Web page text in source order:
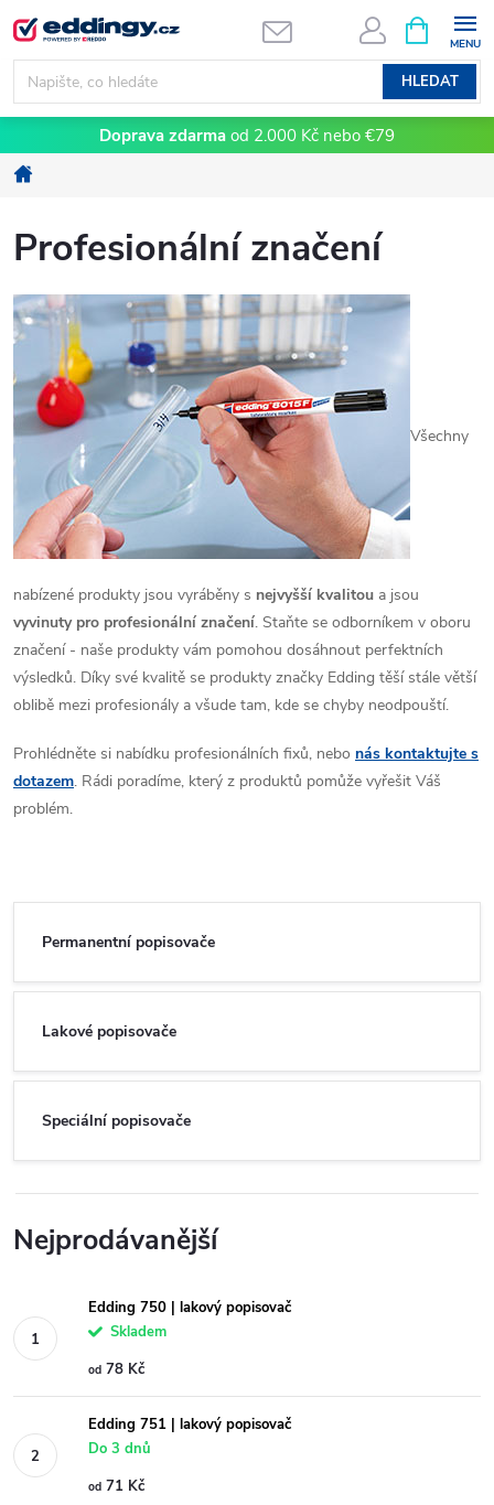
Přejít
na
obsah
HLEDAT
NÁKUPNÍ
KOŠÍK
Doprava zdarma od 2.000 Kč nebo €79
Domů
Profesionální značení
Všechny
nabízené produkty jsou vyráběny s nejvyšší kvalitou a jsou
vyvinuty pro profesionální značení. Staňte se odborníkem v oboru
značení - naše produkty vám pomohou dosáhnout perfektních
výsledků. Díky své kvalitě se produkty značky Edding těší stále větší
oblibě mezi profesionály a všude tam, kde se chyby neodpouští.
Prohlédněte si nabídku profesionálních fixů, nebo nás kontaktujte s
dotazem. Rádi poradíme, který z produktů pomůže vyřešit Váš
problém.
Permanentní popisovače
Lakové popisovače
Speciální popisovače
Nejprodávanější
Edding 750 | lakový popisovač
Skladem
od 78 Kč
Edding 751 | lakový popisovač
Do 3 dnů
od 71 Kč